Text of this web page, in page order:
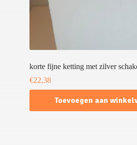
korte fijne ketting met zilver
€22,38
Toevoegen aan